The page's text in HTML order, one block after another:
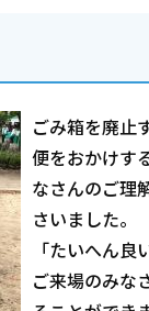
ごみ箱を廃止
便をおかけす
なさんのご理
さいました。
「たいへん良
ご来場のみな